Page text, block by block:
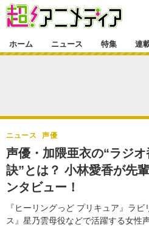
ゲーム・アプリ
グッズ
声優
舞台
特集一覧
ラキりす
連載マンガ
連載マンガ一覧
番組・動画
番組・動画一覧
連載・ブログ
編集部ブログ・お知らせ
ホーム ニュース 特集 連
声優・加隈亜衣の“ラジ
訣”とは？ 小林愛香が先
ンタビュー！
『ヒーリングっど プリキュア』ラ
ス』星乃雲母役などで活躍する女性
ニュース 声優